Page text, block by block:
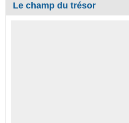
Le champ du trésor